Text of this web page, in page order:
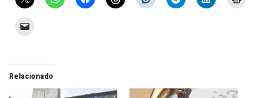
Relacionado